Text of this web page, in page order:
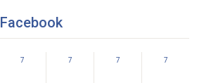
Facebook
7 7 7 7